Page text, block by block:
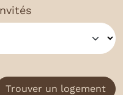
Trouver un logement